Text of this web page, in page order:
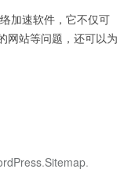
加速软件，它不仅可
网站等问题，还可以为
.Sitemap.